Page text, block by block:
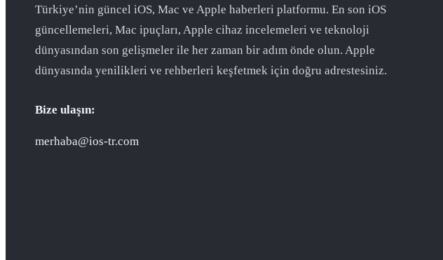
Türkiye’nin güncel iOS, Mac ve Apple haberleri platformu. En son iOS
güncellemeleri, Mac ipuçları, Apple cihaz incelemeleri ve teknoloji
dünyasından son gelişmeler ile her zaman bir adım önde olun. Apple
dünyasında yenilikleri ve rehberleri keşfetmek için doğru adrestesiniz.
Bize ulaşın:
merhaba@ios-tr.com